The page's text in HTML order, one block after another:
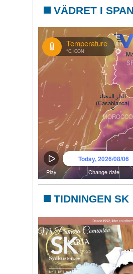
VÄDRET I
TIDNINGEN SK